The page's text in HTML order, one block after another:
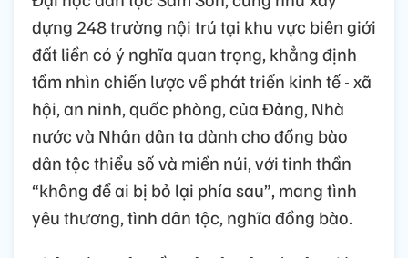
dựng 248 trường nội trú tại khu vực biên giới
đất liền có ý nghĩa quan trọng, khẳng định
tầm nhìn chiến lược về phát triển kinh tế - xã
hội, an ninh, quốc phòng, của Đảng, Nhà
nước và Nhân dân ta dành cho đồng bào
dân tộc thiểu số và miền núi, với tinh thần
“không để ai bị bỏ lại phía sau”, mang tình
yêu thương, tình dân tộc, nghĩa đồng bào.